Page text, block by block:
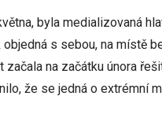
byla medializovaná
s sebou, na místě
na začátku února
že se jedná o extrémní